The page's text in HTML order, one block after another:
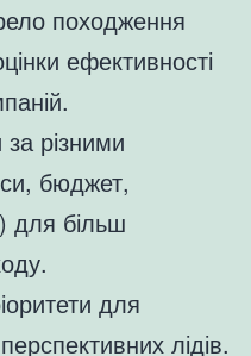
походження
ефективності
різними
бюджет,
для більш
для
лідів.